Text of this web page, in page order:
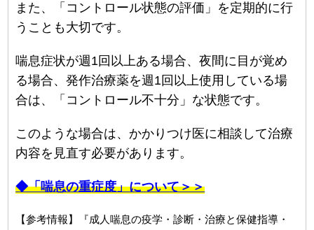
また、「コントロール状態の評価」を定期的に行
うことも大切です。
喘息症状が週1回以上ある場合、夜間に目が覚め
る場合、発作治療薬を週1回以上使用している場
合は、「コントロール不十分」な状態です。
このような場合は、かかりつけ医に相談して治療
内容を見直す必要があります。
◆「喘息の重症度」について＞＞
【参考情報】『成人喘息の疫学・診断・治療と保健指導・